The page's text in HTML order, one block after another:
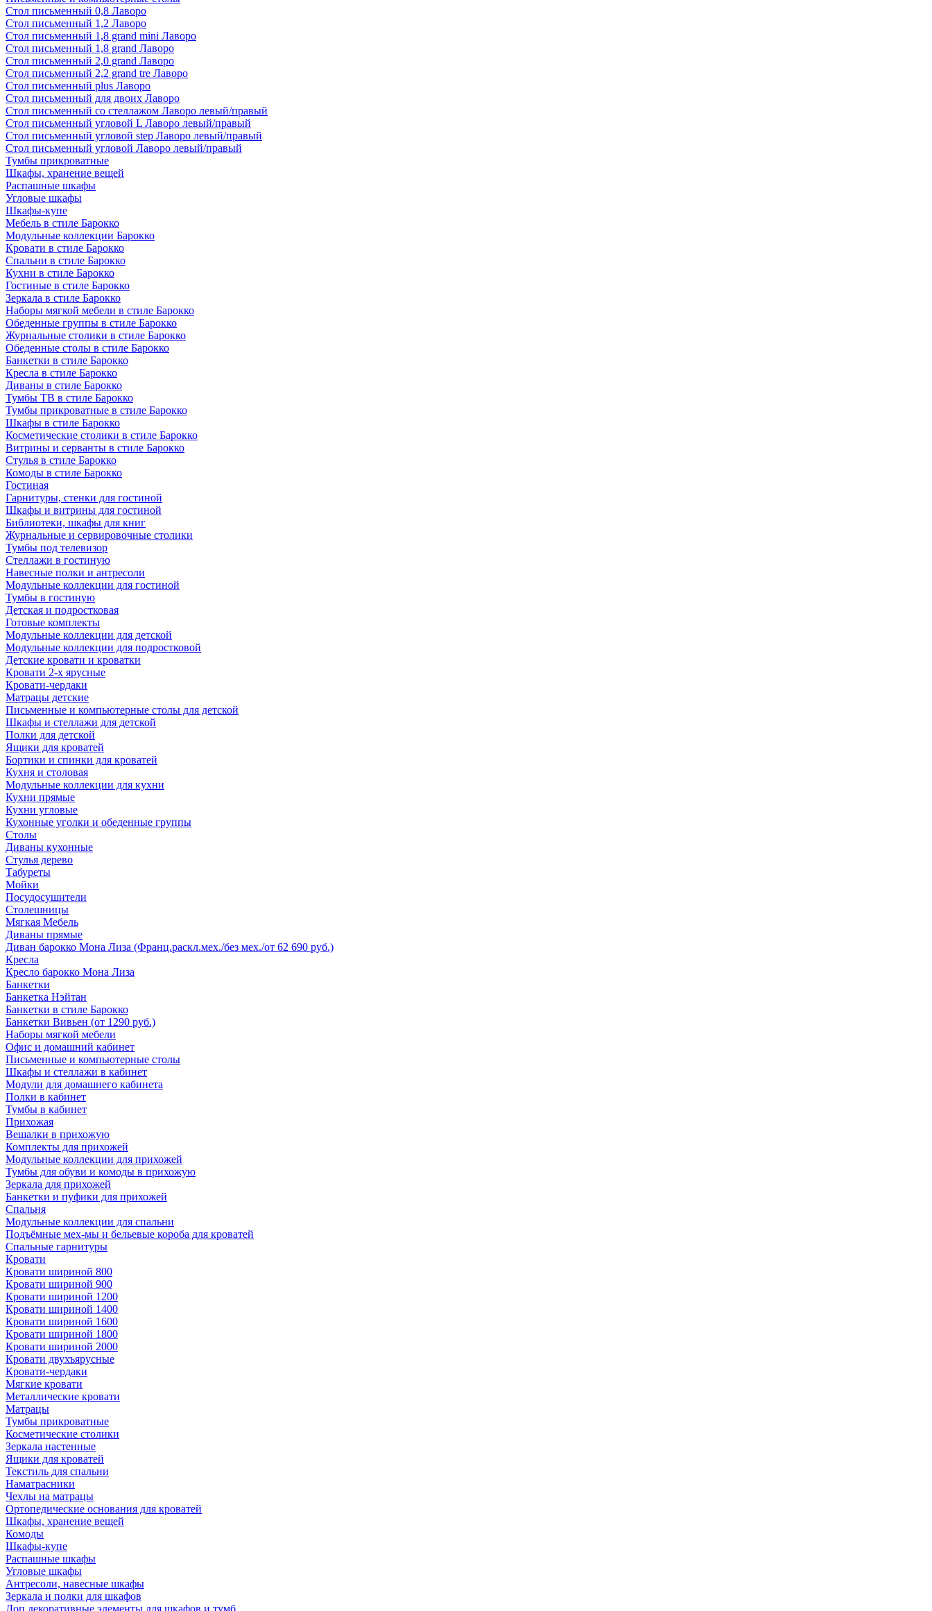
Стол письменный 0,8 Лаворо
Стол письменный 1,2 Лаворо
Стол письменный 1,8 grand mini Лаворо
Стол письменный 1,8 grand Лаворо
Стол письменный 2,0 grand Лаворо
Стол письменный 2,2 grand tre Лаворо
Стол письменный plus Лаворо
Стол письменный для двоих Лаворо
Стол письменный со стеллажом Лаворо левый/правый
Стол письменный угловой L Лаворо левый/правый
Стол письменный угловой step Лаворо левый/правый
Стол письменный угловой Лаворо левый/правый
Тумбы прикроватные
Шкафы, хранение вещей
Распашные шкафы
Угловые шкафы
Шкафы-купе
Мебель в стиле Барокко
Модульные коллекции Барокко
Кровати в стиле Барокко
Спальни в стиле Барокко
Кухни в стиле Барокко
Гостиные в стиле Барокко
Зеркала в стиле Барокко
Наборы мягкой мебели в стиле Барокко
Обеденные группы в стиле Барокко
Журнальные столики в стиле Барокко
Обеденные столы в стиле Барокко
Банкетки в стиле Барокко
Кресла в стиле Барокко
Диваны в стиле Барокко
Тумбы ТВ в стиле Барокко
Тумбы прикроватные в стиле Барокко
Шкафы в стиле Барокко
Косметические столики в стиле Барокко
Витрины и серванты в стиле Барокко
Стулья в стиле Барокко
Комоды в стиле Барокко
Гостиная
Гарнитуры, стенки для гостиной
Шкафы и витрины для гостиной
Библиотеки, шкафы для книг
Журнальные и сервировочные столики
Тумбы под телевизор
Стеллажи в гостиную
Навесные полки и антресоли
Модульные коллекции для гостиной
Тумбы в гостиную
Детская и подростковая
Готовые комплекты
Модульные коллекции для детской
Модульные коллекции для подростковой
Детские кровати и кроватки
Кровати 2-х ярусные
Кровати-чердаки
Матрацы детские
Письменные и компьютерные столы для детской
Шкафы и стеллажи для детской
Полки для детской
Ящики для кроватей
Бортики и спинки для кроватей
Кухня и столовая
Модульные коллекции для кухни
Кухни прямые
Кухни угловые
Кухонные уголки и обеденные группы
Столы
Диваны кухонные
Стулья дерево
Табуреты
Мойки
Посудосушители
Столешницы
Мягкая Мебель
Диваны прямые
Диван барокко Мона Лиза (Франц.раскл.мех./без мех./от 62 690 руб.)
Кресла
Кресло барокко Мона Лиза
Банкетки
Банкетка Нэйтан
Банкетки в стиле Барокко
Банкетки Вивьен (от 1290 руб.)
Наборы мягкой мебели
Офис и домашний кабинет
Письменные и компьютерные столы
Шкафы и стеллажи в кабинет
Модули для домашнего кабинета
Полки в кабинет
Тумбы в кабинет
Прихожая
Вешалки в прихожую
Комплекты для прихожей
Модульные коллекции для прихожей
Тумбы для обуви и комоды в прихожую
Зеркала для прихожей
Банкетки и пуфики для прихожей
Спальня
Модульные коллекции для спальни
Подъёмные мех-мы и бельевые короба для кроватей
Спальные гарнитуры
Кровати
Кровати шириной 800
Кровати шириной 900
Кровати шириной 1200
Кровати шириной 1400
Кровати шириной 1600
Кровати шириной 1800
Кровати шириной 2000
Кровати двухъярусные
Кровати-чердаки
Мягкие кровати
Металлические кровати
Матрацы
Тумбы прикроватные
Косметические столики
Зеркала настенные
Ящики для кроватей
Текстиль для спальни
Наматрасники
Чехлы на матрацы
Ортопедические основания для кроватей
Шкафы, хранение вещей
Комоды
Шкафы-купе
Распашные шкафы
Угловые шкафы
Антресоли, навесные шкафы
Зеркала и полки для шкафов
Доп.декоративные элементы для шкафов и тумб